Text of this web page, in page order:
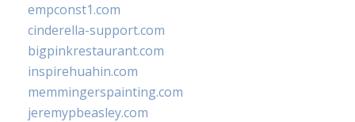
empconst1.com
cinderella-support.com
bigpinkrestaurant.com
inspirehuahin.com
memmingerspainting.com
jeremypbeasley.com